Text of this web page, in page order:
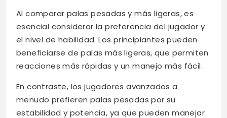
Al comparar palas pesadas y más ligeras, es
esencial considerar la preferencia del jugador y
el nivel de habilidad. Los principiantes pueden
beneficiarse de palas más ligeras, que permiten
reacciones más rápidas y un manejo más fácil.
En contraste, los jugadores avanzados a
menudo prefieren palas pesadas por su
estabilidad y potencia, ya que pueden manejar